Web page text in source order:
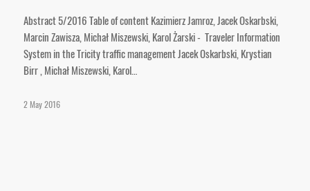
Abstract 5/2016 Table of content Kazimierz Jamroz, Jacek Oskarbski,
Marcin Zawisza, Michał Miszewski, Karol Żarski - Traveler Information
System in the Tricity traffic management Jacek Oskarbski, Krystian
Birr , Michał Miszewski, Karol…
2 May 2016